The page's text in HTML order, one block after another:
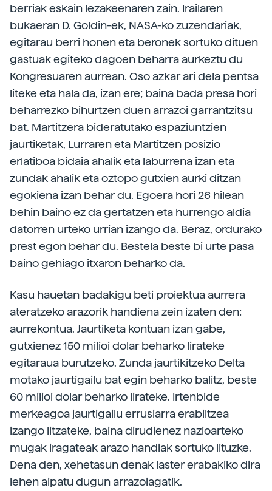
berriak eskain lezakeenaren zain. Irailaren
bukaeran D. Goldin-ek, NASA-ko zuzendariak,
egitarau berri honen eta beronek sortuko dituen
gastuak egiteko dagoen beharra aurkeztu du
Kongresuaren aurrean. Oso azkar ari dela pentsa
liteke eta hala da, izan ere; baina bada presa hori
beharrezko bihurtzen duen arrazoi garrantzitsu
bat. Martitzera bideratutako espaziuntzien
jaurtiketak, Lurraren eta Martitzen posizio
erlatiboa bidaia ahalik eta laburrena izan eta
zundak ahalik eta oztopo gutxien aurki ditzan
egokiena izan behar du. Egoera hori 26 hilean
behin baino ez da gertatzen eta hurrengo aldia
datorren urteko urrian izango da. Beraz, ordurako
prest egon behar du. Bestela beste bi urte pasa
baino gehiago itxaron beharko da.
Kasu hauetan badakigu beti proiektua aurrera
ateratzeko arazorik handiena zein izaten den:
aurrekontua. Jaurtiketa kontuan izan gabe,
gutxienez 150 milioi dolar beharko lirateke
egitaraua burutzeko. Zunda jaurtikitzeko Delta
motako jaurtigailu bat egin beharko balitz, beste
60 milioi dolar beharko lirateke. Irtenbide
merkeagoa jaurtigailu errusiarra erabiltzea
izango litzateke, baina dirudienez nazioarteko
mugak iragateak arazo handiak sortuko lituzke.
Dena den, xehetasun denak laster erabakiko dira
lehen aipatu dugun arrazoiagatik.